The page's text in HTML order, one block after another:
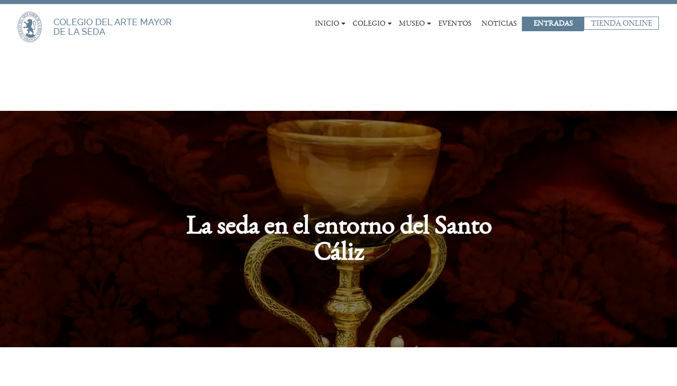
COLEGIO DEL ARTE MAYOR
DE LA SEDA
INICIO COLEGIO MUSEO EVENTOS NOTICIAS ENTRADAS TIENDA ONLINE
La seda en el entorno del Santo
Cáliz